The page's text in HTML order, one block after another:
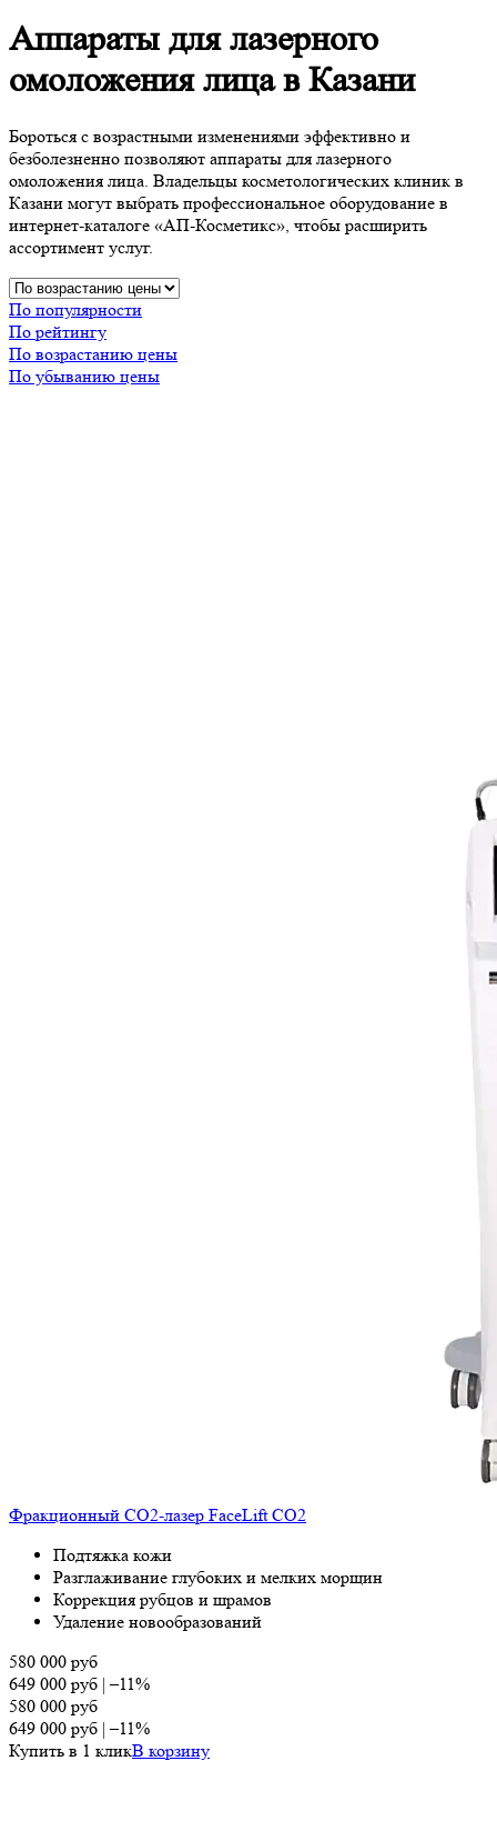
Аппараты для лазерного
омоложения лица в Казани
Бороться с возрастными изменениями эффективно и
безболезненно позволяют аппараты для лазерного
омоложения лица. Владельцы косметологических клиник в
Казани могут выбрать профессиональное оборудование в
интернет-каталоге «АП-Косметикс», чтобы расширить
ассортимент услуг.
По популярности
По рейтингу
По возрастанию цены
По убыванию цены
Фракционный СО2-лазер FaceLift CO2
Подтяжка кожи
Разглаживание глубоких и мелких морщин
Коррекция рубцов и шрамов
Удаление новообразований
580 000 руб
649 000 руб |–11%
580 000 руб
649 000 руб |–11%
Купить в 1 кликВ корзину